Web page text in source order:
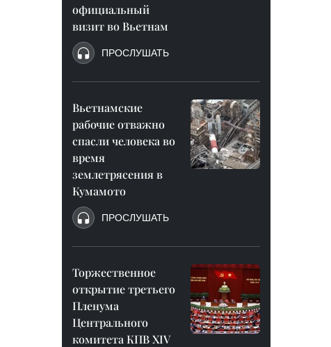
официальный
визит во Вьетнам
ПРОСЛУШАТЬ
Вьетнамские
рабочие отважно
спасли человека во
время
землетрясения в
Кумамото
ПРОСЛУШАТЬ
Торжественное
открытие третьего
Пленума
Центрального
комитета КПВ XIV